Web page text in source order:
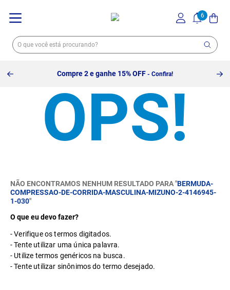
Compre 2 e ganhe 15% OFF - Confira!
NÃO ENCONTRAMOS NENHUM RESULTADO PARA "BERMUDA-
COMPRESSAO-DE-CORRIDA-MASCULINA-MIZUNO-2-4146945-
1-030"
O que eu devo fazer?
Verifique os termos digitados.
Tente utilizar uma única palavra.
Utilize termos genéricos na busca.
Tente utilizar sinônimos do termo desejado.